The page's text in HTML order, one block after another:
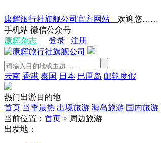
康辉旅行社旗舰公司官方网站 __欢迎您……
手机站 微信公众号
康辉杂志
登录 | 注册
云南 香港 泰国 日本 巴厘岛 邮轮度假
热门出游目的地
首页 当季最热 出境旅游 海岛旅游 国内旅游
当前位置： 首页 > 周边旅游
出发地：